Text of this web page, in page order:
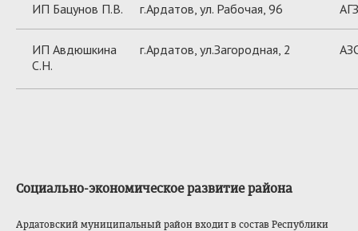
ИП Бацунов П.В. г.Ардатов, ул. Рабочая, 96
ИП Авдюшкина
С.Н.
г.Ардатов, ул.Загородная, 2
Социально-экономическое развитие района
Ардатовский муниципальный район входит в состав Республики